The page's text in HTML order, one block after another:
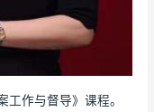
作与督导》课程。